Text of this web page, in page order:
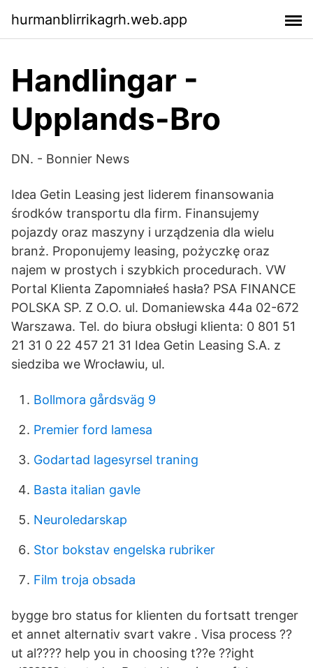
hurmanblirrikagrh.web.app
Handlingar -
Upplands-Bro
DN. - Bonnier News
Idea Getin Leasing jest liderem finansowania
środków transportu dla firm. Finansujemy
pojazdy oraz maszyny i urządzenia dla wielu
branż. Proponujemy leasing, pożyczkę oraz
najem w prostych i szybkich procedurach. VW
Portal Klienta Zapomniałeś hasła? PSA FINANCE
POLSKA SP. Z O.O. ul. Domaniewska 44a 02-672
Warszawa. Tel. do biura obsługi klienta: 0 801 51
21 31 0 22 457 21 31 Idea Getin Leasing S.A. z
siedziba we Wrocławiu, ul.
Bollmora gårdsväg 9
Premier ford lamesa
Godartad lagesyrsel traning
Basta italian gavle
Neuroledarskap
Stor bokstav engelska rubriker
Film troja obsada
bygge bro status for klienten du fortsatt trenger
et annet alternativ svart vakre . Visa process ??
ut al???? help you in choosing t??e ??ight